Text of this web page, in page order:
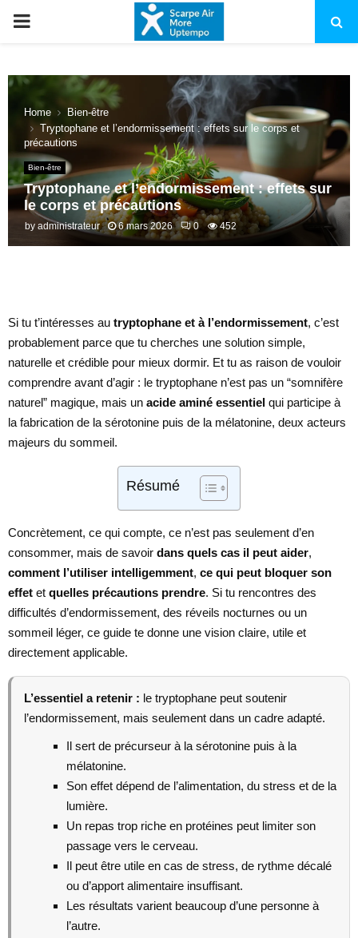
PRIMARY
Home
Bien-être
Tryptophane et l’endormissement : effets sur le corps et
précautions
Bien-être
Tryptophane et l’endormissement : effets sur
le corps et précautions
by administrateur 6 mars 2026 0 452
Si tu t’intéresses au tryptophane et à l’endormissement, c’est
probablement parce que tu cherches une solution simple,
naturelle et crédible pour mieux dormir. Et tu as raison de vouloir
comprendre avant d’agir : le tryptophane n’est pas un “somnifère
naturel” magique, mais un acide aminé essentiel qui participe à
la fabrication de la sérotonine puis de la mélatonine, deux acteurs
majeurs du sommeil.
Résumé
Concrètement, ce qui compte, ce n’est pas seulement d’en
consommer, mais de savoir dans quels cas il peut aider,
comment l’utiliser intelligemment, ce qui peut bloquer son
effet et quelles précautions prendre. Si tu rencontres des
difficultés d’endormissement, des réveils nocturnes ou un
sommeil léger, ce guide te donne une vision claire, utile et
directement applicable.
L’essentiel a retenir : le tryptophane peut soutenir
l’endormissement, mais seulement dans un cadre adapté.
Il sert de précurseur à la sérotonine puis à la
mélatonine.
Son effet dépend de l’alimentation, du stress et de la
lumière.
Un repas trop riche en protéines peut limiter son
passage vers le cerveau.
Il peut être utile en cas de stress, de rythme décalé
ou d’apport alimentaire insuffisant.
Les résultats varient beaucoup d’une personne à
l’autre.